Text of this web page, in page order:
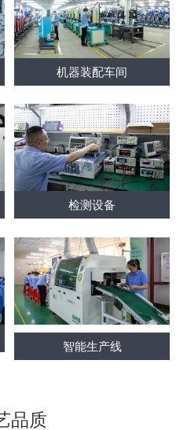
机器装配车间
检测设备
智能生产线
品质